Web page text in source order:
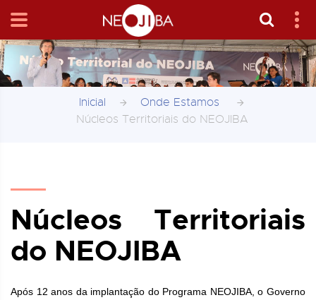
Inicial
Onde Estamos
Núcleos Territoriais do NEOJIBA
Núcleos Territoriais
do NEOJIBA
Após 12 anos da implantação do Programa NEOJIBA, o Governo